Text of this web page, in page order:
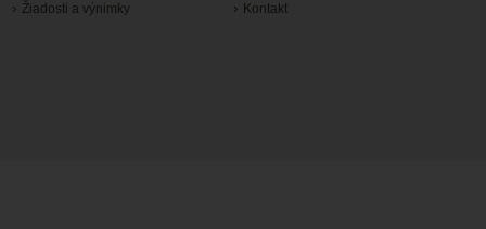
Žiadosti a výnimky
Kontakt